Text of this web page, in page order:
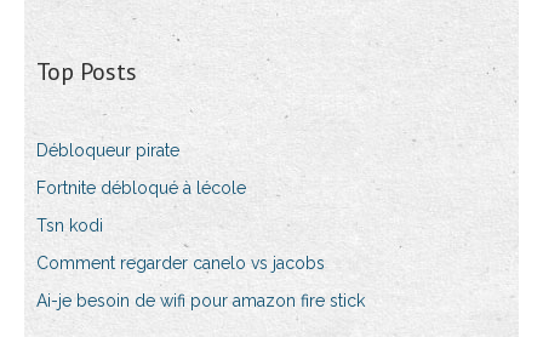
Top Posts
Débloqueur pirate
Fortnite débloqué à lécole
Tsn kodi
Comment regarder canelo vs jacobs
Ai-je besoin de wifi pour amazon fire stick